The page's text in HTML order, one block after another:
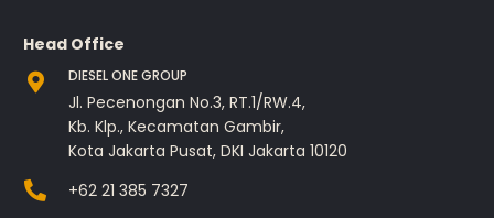
Head Office
DIESEL ONE GROUP
Jl. Pecenongan No.3, RT.1/RW.4,
Kb. Klp., Kecamatan Gambir,
Kota Jakarta Pusat, DKI Jakarta 10120
+62 21 385 7327